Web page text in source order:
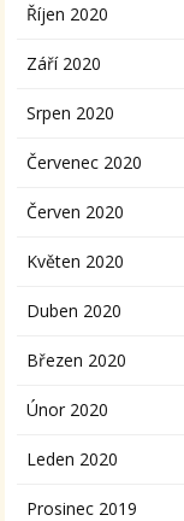
Říjen 2020
Září 2020
Srpen 2020
Červenec 2020
Červen 2020
Květen 2020
Duben 2020
Březen 2020
Únor 2020
Leden 2020
Prosinec 2019